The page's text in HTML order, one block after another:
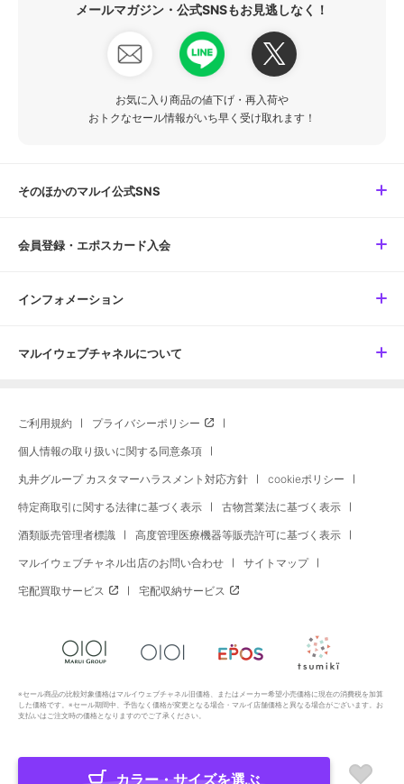
メールマガジン・公式SNSもお見逃しなく！
お気に入り商品の値下げ・再入荷や
おトクなセール情報がいち早く受け取れます！
そのほかのマルイ公式SNS
会員登録・エポスカード入会
インフォメーション
マルイウェブチャネルについて
ご利用規約 プライバシーポリシー
個人情報の取り扱いに関する同意条項
丸井グループ カスタマーハラスメント対応方針 cookieポリシー
特定商取引に関する法律に基づく表示 古物営業法に基づく表示
酒類販売管理者標識 高度管理医療機器等販売許可に基づく表示
マルイウェブチャネル出店のお問い合わせ サイトマップ
宅配買取サービス 宅配収納サービス
※セール商品の比較対象価格はマルイウェブチャネル旧価格、またはメーカー希望小売価格に現在の消費税を加算
した価格です。※セール期間中、予告なく価格が変更となる場合・マルイ店舗価格と異なる場合がございます。お
支払いはご注文時の価格となりますのでご了承ください。
Copyright All Rights Reserved. MARUI Co., Ltd
カラー・サイズを選ぶ